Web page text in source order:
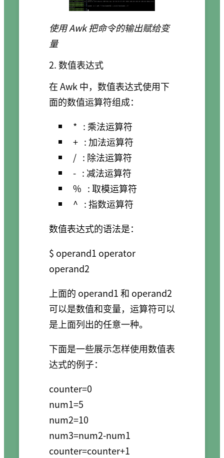
使用 Awk 把命令的输出赋给变
量
2. 数值表达式
在 Awk 中，数值表达式使用下
面的数值运算符组成：
* : 乘法运算符
+ : 加法运算符
/ : 除法运算符
- : 减法运算符
% : 取模运算符
^ : 指数运算符
数值表达式的语法是：
$ operand1 operator
上面的 operand1 和 operand2
可以是数值和变量，运算符可以
是上面列出的任意一种。
下面是一些展示怎样使用数值表
达式的例子：
counter=0
num1=5
num2=10
num3=num2-num1